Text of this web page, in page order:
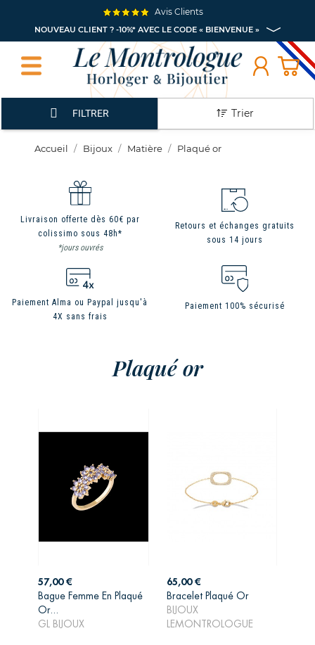
NOUVEAU CLIENT ? -10%* AVEC LE CODE « BIENVENUE »
Avis Clients
FILTRER Trier
Accueil Bijoux Matière Plaqué or
Livraison offerte dès 60€ par
colissimo sous 48h*
*jours ouvrés
Retours et échanges gratuits
sous 14 jours
Paiement Alma ou Paypal jusqu'à
4X sans frais
Paiement 100% sécurisé
Plaqué or
Prix
57,00 €
Bague Femme En Plaqué
Or...
GL BIJOUX
AJOUTER AU
Prix
65,00 €
Bracelet Plaqué Or
BIJOUX
LEMONTROLOGUE
AJOUTER AU